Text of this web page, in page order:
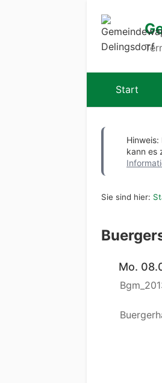
Start
kann es
Sie sind hier:
Mo.